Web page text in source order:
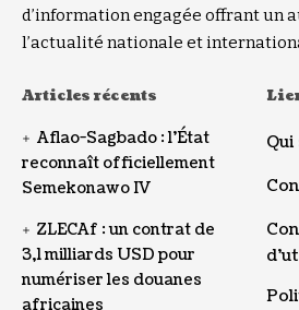
d’information engagée offrant un
l’actualité nationale et
Articles récents
Aflao-Sagbado : l’État
reconnaît officiellement
Semekonawo IV
ZLECAf : un contrat de
3,1 milliards USD pour
numériser les douanes
africaines
Qui